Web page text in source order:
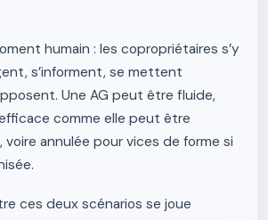
humain : les copropriétaires s’y
s’informent, se mettent
Une AG peut être fluide,
comme elle peut être
annulée pour vices de forme si
ces deux scénarios se joue